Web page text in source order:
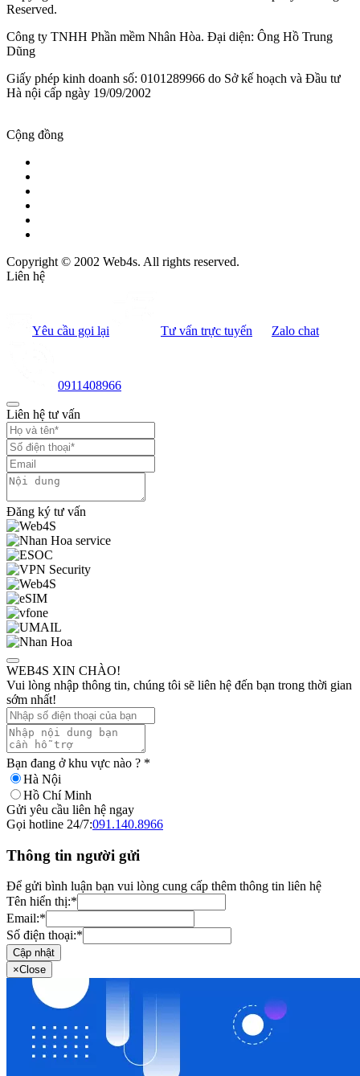
Reserved.
Công ty TNHH Phần mềm Nhân Hòa. Đại diện: Ông Hồ Trung
Dũng
Giấy phép kinh doanh số: 0101289966 do Sở kế hoạch và Đầu tư
Hà nội cấp ngày 19/09/2002
Cộng đồng
Copyright © 2002 Web4s. All rights reserved.
Liên hệ
Yêu cầu gọi lại Tư vấn trực tuyến Zalo chat
0911408966
Liên hệ tư vấn
Đăng ký tư vấn
WEB4S XIN CHÀO!
Vui lòng nhập thông tin, chúng tôi sẽ liên hệ đến bạn trong thời gian
sớm nhất!
Bạn đang ở khu vực nào ? *
Hà Nội
Hồ Chí Minh
Gửi yêu cầu liên hệ ngay
Gọi hotline 24/7:091.140.8966
Thông tin người gửi
Để gửi bình luận bạn vui lòng cung cấp thêm thông tin liên hệ
Tên hiển thị:*
Email:*
Số điện thoại:*
Cập nhật
×Close